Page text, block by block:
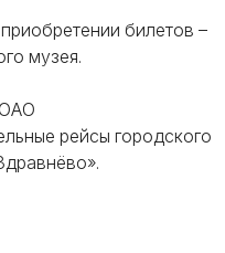
билетов –
музея.
ОАО
рейсы городского